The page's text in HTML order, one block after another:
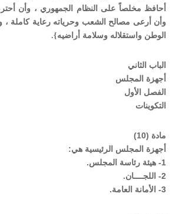
أحافظ مخلصاً على النظام الجمهوري ، وأن
وأن أرعى مصالح الشعب وحرياته رعاية كاملة
الوطن واستقلاله وسلامة أراضيه}.
الباب الثاني
أجهزة المجلس
الفصل الأول
التكوينات
مادة (10)
أجهزة المجلس الرئيسية هي:
1- هيئة رئاسة المجلس.
2- اللجــــان.
3- الأمانة العامة.